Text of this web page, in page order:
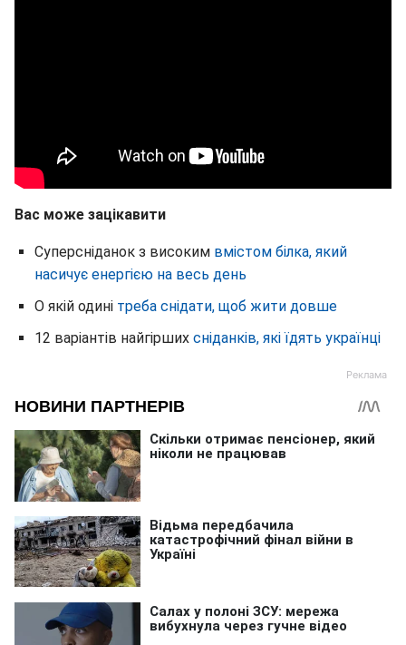
Вас може зацікавити
Суперсніданок з високим вмістом білка, який
насичує енергією на весь день
О якій одині треба снідати, щоб жити довше
12 варіантів найгірших сніданків, які їдять українці